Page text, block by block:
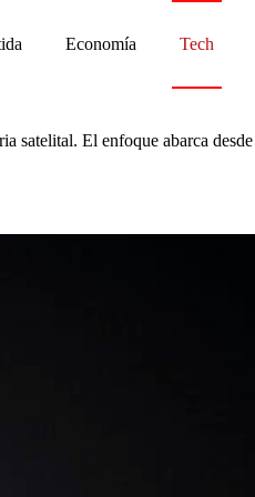
Economía Tech
satelital. El enfoque abarca desde